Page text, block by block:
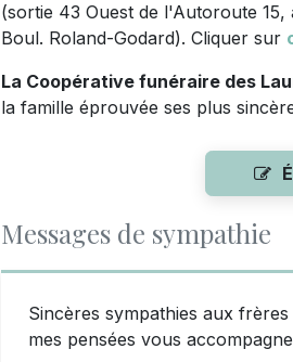
(sortie 43 Ouest de l'Autoroute
Boul. Roland-Godard). Cliquer sur
La Coopérative funéraire des
la famille éprouvée ses plus
Messages de sympathie
Sincères sympathies aux
mes pensées vous